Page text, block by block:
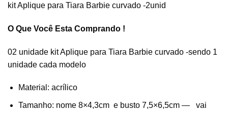
kit Aplique para Tiara Barbie curvado -2unid
O Que Você Esta Comprando !
02 unidade kit Aplique para Tiara Barbie curvado -sendo 1
unidade cada modelo
Material: acrílico
Tamanho: nome 8×4,3cm e busto 7,5×6,5cm — vai